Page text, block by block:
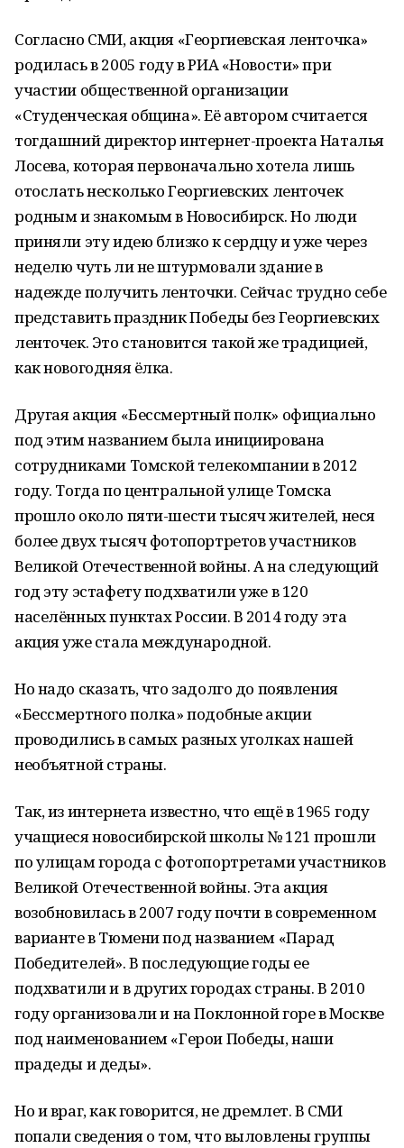
Согласно СМИ, акция «Георгиевская ленточка»
родилась в 2005 году в РИА «Новости» при
участии общественной организации
«Студенческая община». Её автором считается
тогдашний директор интернет-проекта Наталья
Лосева, которая первоначально хотела лишь
отослать несколько Георгиевских ленточек
родным и знакомым в Новосибирск. Но люди
приняли эту идею близко к сердцу и уже через
неделю чуть ли не штурмовали здание в
надежде получить ленточки. Сейчас трудно себе
представить праздник Победы без Георгиевских
ленточек. Это становится такой же традицией,
как новогодняя ёлка.
Другая акция «Бессмертный полк» официально
под этим названием была инициирована
сотрудниками Томской телекомпании в 2012
году. Тогда по центральной улице Томска
прошло около пяти-шести тысяч жителей, неся
более двух тысяч фотопортретов участников
Великой Отечественной войны. А на следующий
год эту эстафету подхватили уже в 120
населённых пунктах России. В 2014 году эта
акция уже стала международной.
Но надо сказать, что задолго до появления
«Бессмертного полка» подобные акции
проводились в самых разных уголках нашей
необъятной страны.
Так, из интернета известно, что ещё в 1965 году
учащиеся новосибирской школы № 121 прошли
по улицам города с фотопортретами участников
Великой Отечественной войны. Эта акция
возобновилась в 2007 году почти в современном
варианте в Тюмени под названием «Парад
Победителей». В последующие годы ее
подхватили и в других городах страны. В 2010
году организовали и на Поклонной горе в Москве
под наименованием «Герои Победы, наши
прадеды и деды».
Но и враг, как говорится, не дремлет. В СМИ
попали сведения о том, что выловлены группы